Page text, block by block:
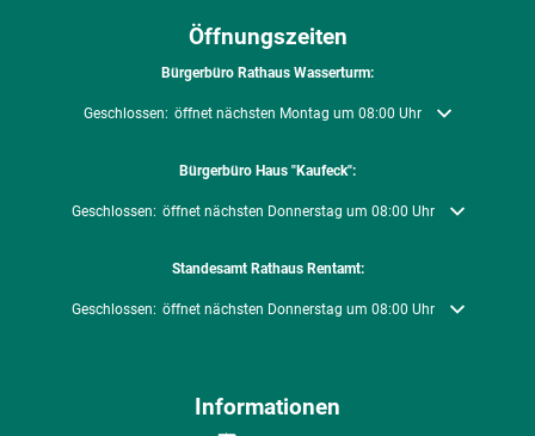
Öffnungszeiten
Bürgerbüro Rathaus Wasserturm:
Klicken, um weitere Öffnungs- oder Schließzeiten auszublenden
Geschlossen: öffnet nächsten Montag um 08:00 Uhr
Bürgerbüro Haus "Kaufeck":
Klicken, um weitere Öffnungs- oder Schließzeiten auszublenden
Geschlossen: öffnet nächsten Donnerstag um 08:00 Uhr
Standesamt Rathaus Rentamt:
Klicken, um weitere Öffnungs- oder Schließzeiten auszublenden
Geschlossen: öffnet nächsten Donnerstag um 08:00 Uhr
Informationen